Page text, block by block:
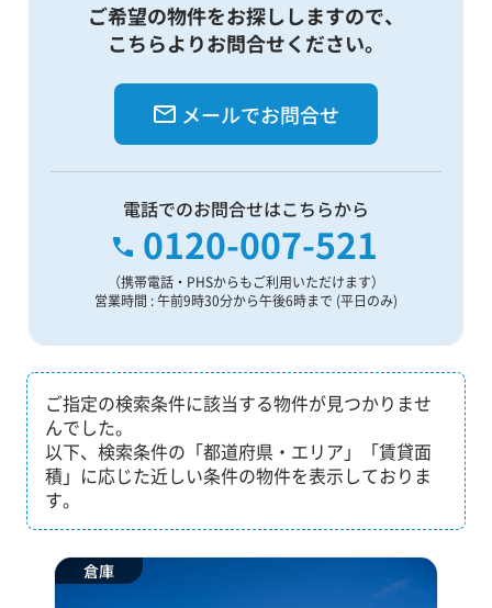
ご希望の物件をお探ししますので、
こちらよりお問合せください。
メールでお問合せ
電話でのお問合せはこちらから
0120-007-521
（携帯電話・PHSからもご利用いただけます）
営業時間 : 午前9時30分から午後6時まで (平日のみ)
ご指定の検索条件に該当する物件が見つかりませ
んでした。
以下、検索条件の「都道府県・エリア」「賃貸面
積」に応じた近しい条件の物件を表示しておりま
す。
倉庫